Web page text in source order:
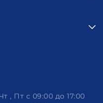
, Пт c 09:00 до 17:00